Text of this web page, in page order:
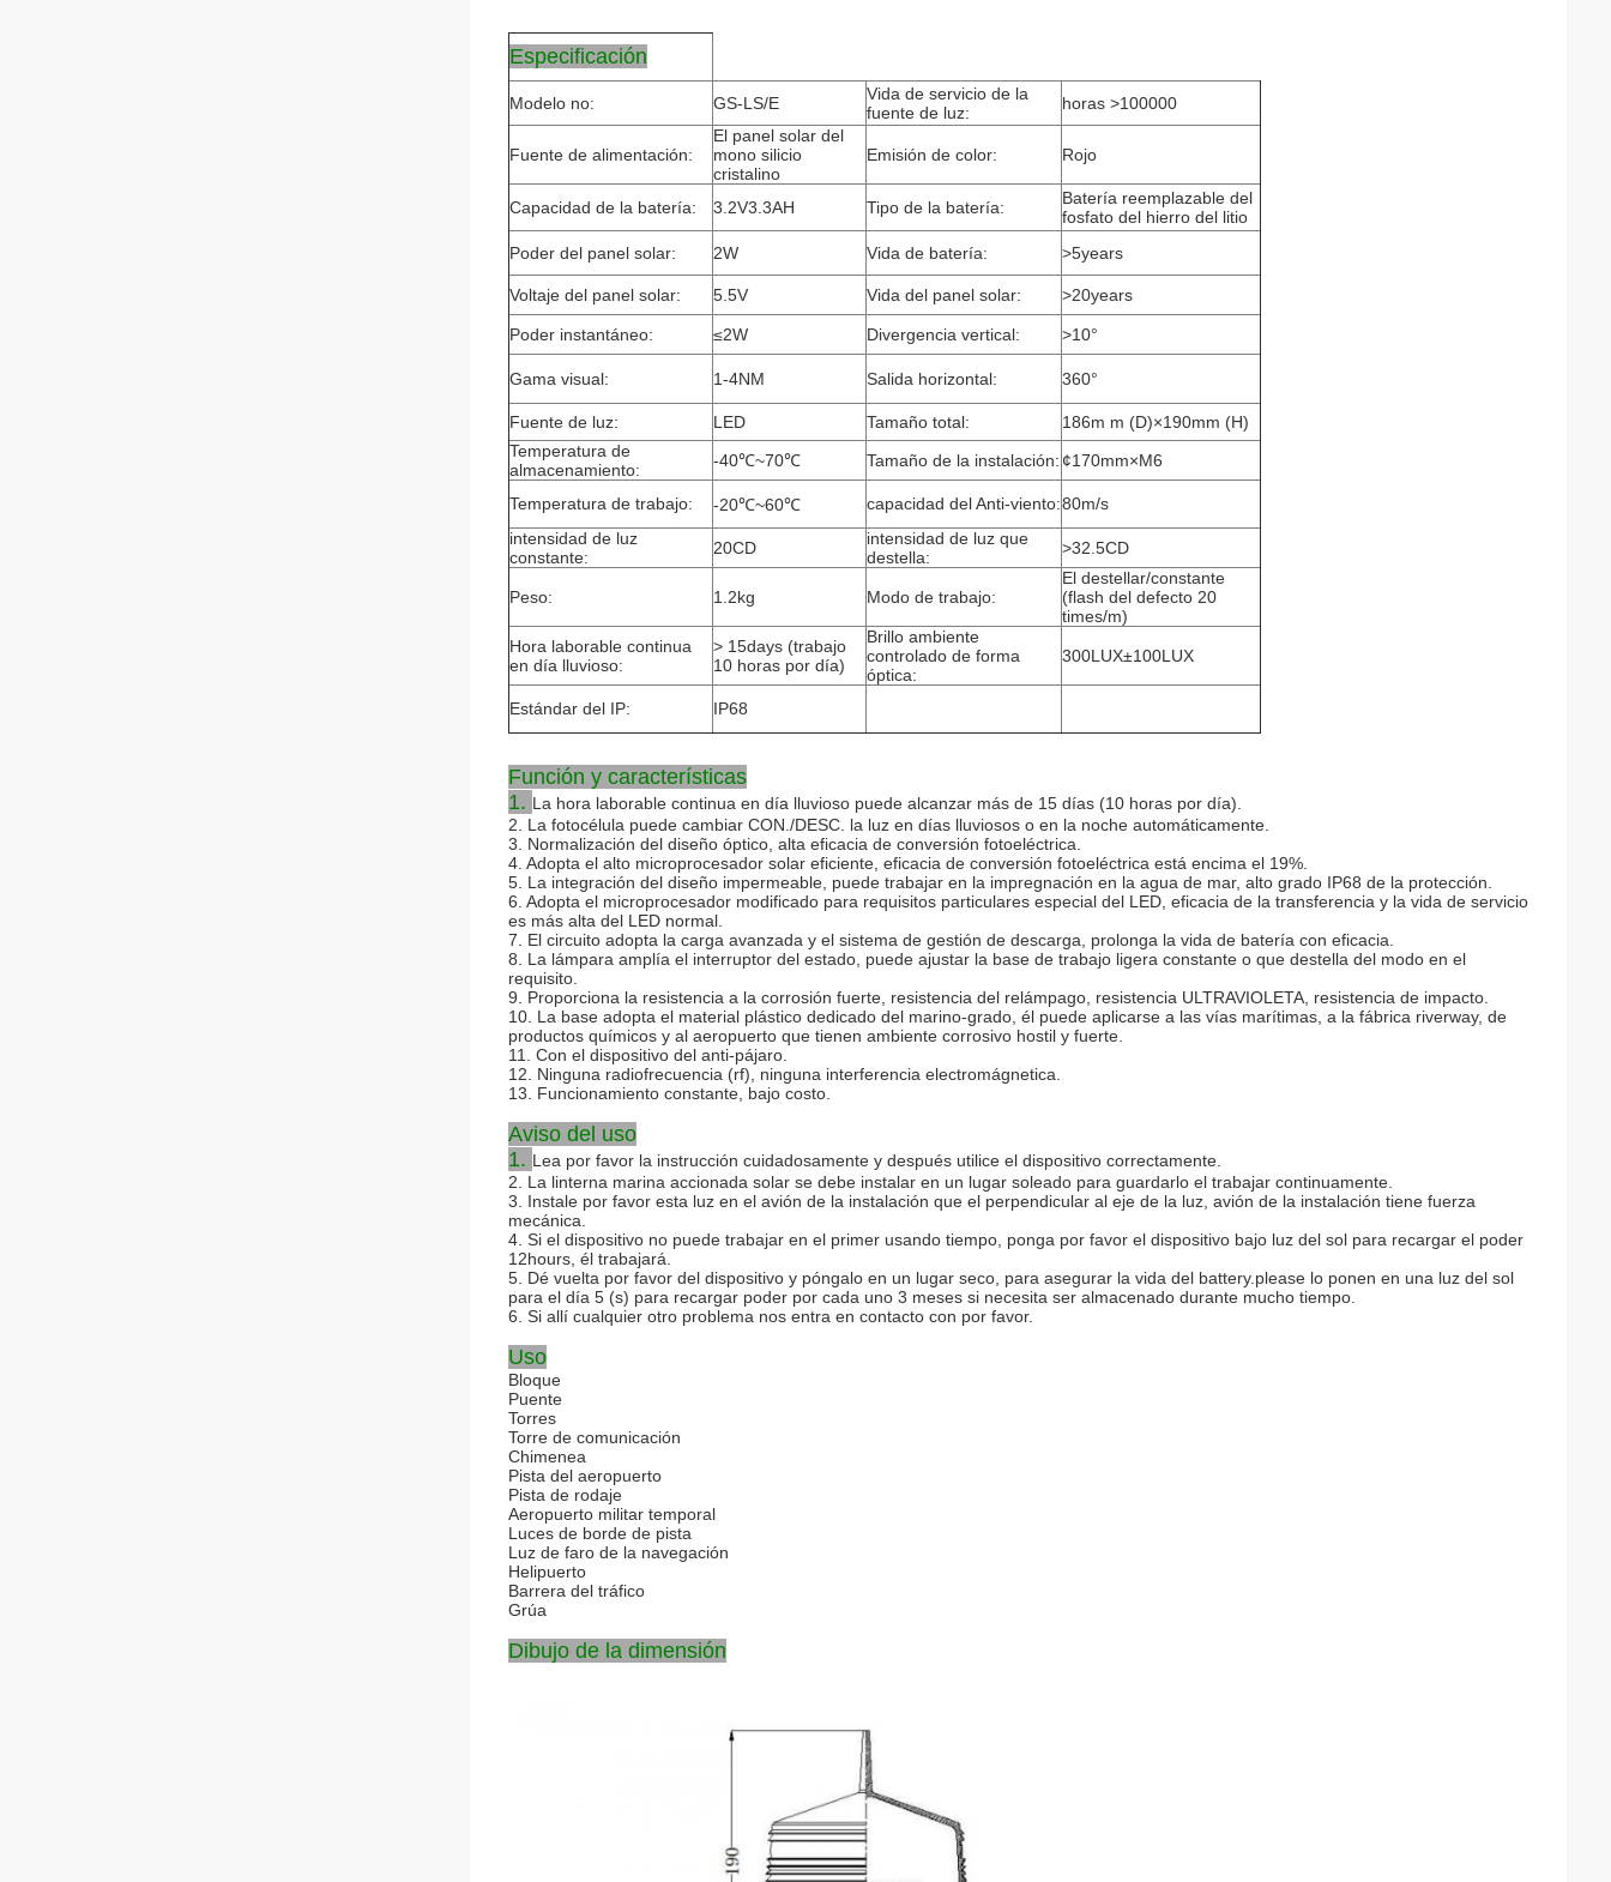
Especificación
Modelo no: GS-LS/E
Vida de servicio de la
fuente de luz:
horas >100000
Fuente de alimentación:
El panel solar del
mono silicio
cristalino
Emisión de color: Rojo
Capacidad de la batería: 3.2V3.3AH Tipo de la batería:
Batería reemplazable del
fosfato del hierro del litio
Poder del panel solar:
2W Vida de batería: >5years
Voltaje del panel solar: 5.5V Vida del panel solar: >20years
Poder instantáneo: ≤2W Divergencia vertical: >10°
Gama visual: 1-4NM Salida horizontal: 360°
Fuente de luz: LED Tamaño total:
186m m (D)×190mm (H)
Temperatura de
almacenamiento:
-40℃~70℃ Tamaño de la instalación: ¢170mm×M6
Temperatura de trabajo: -20℃~60℃ capacidad del Anti-viento:80m/s
intensidad de luz
constante:
20CD
intensidad de luz que
destella:
>32.5CD
Peso: 1.2kg Modo de trabajo:
El destellar/constante
(flash del defecto 20
times/m)
Hora laborable continua
en día lluvioso:
> 15days (trabajo
10 horas por día)
Brillo ambiente
controlado de forma
óptica:
300LUX±100LUX
Estándar del IP: IP68
Función y características
1. La hora laborable continua en día lluvioso puede alcanzar más de 15 días (10 horas por día).
2. La fotocélula puede cambiar CON./DESC. la luz en días lluviosos o en la noche automáticamente.
3. Normalización del diseño óptico, alta eficacia de conversión fotoeléctrica.
4. Adopta el alto microprocesador solar eficiente, eficacia de conversión fotoeléctrica está encima el 19%.
5. La integración del diseño impermeable, puede trabajar en la impregnación en la agua de mar, alto grado IP68 de la protección.
6. Adopta el microprocesador modificado para requisitos particulares especial del LED, eficacia de la transferencia y la vida de servicio
es más alta del LED normal.
7. El circuito adopta la carga avanzada y el sistema de gestión de descarga, prolonga la vida de batería con eficacia.
8. La lámpara amplía el interruptor del estado, puede ajustar la base de trabajo ligera constante o que destella del modo en el
requisito.
9. Proporciona la resistencia a la corrosión fuerte, resistencia del relámpago, resistencia ULTRAVIOLETA, resistencia de impacto.
10. La base adopta el material plástico dedicado del marino-grado, él puede aplicarse a las vías marítimas, a la fábrica riverway, de
productos químicos y al aeropuerto que tienen ambiente corrosivo hostil y fuerte.
11. Con el dispositivo del anti-pájaro.
12. Ninguna radiofrecuencia (rf), ninguna interferencia electromágnetica.
13. Funcionamiento constante, bajo costo.
Aviso del uso
1. Lea por favor la instrucción cuidadosamente y después utilice el dispositivo correctamente.
2. La linterna marina accionada solar se debe instalar en un lugar soleado para guardarlo el trabajar continuamente.
3. Instale por favor esta luz en el avión de la instalación que el perpendicular al eje de la luz, avión de la instalación tiene fuerza
mecánica.
4. Si el dispositivo no puede trabajar en el primer usando tiempo, ponga por favor el dispositivo bajo luz del sol para recargar el poder
12hours, él trabajará.
5. Dé vuelta por favor del dispositivo y póngalo en un lugar seco, para asegurar la vida del battery.please lo ponen en una luz del sol
para el día 5 (s) para recargar poder por cada uno 3 meses si necesita ser almacenado durante mucho tiempo.
6. Si allí cualquier otro problema nos entra en contacto con por favor.
Uso
Bloque
Puente
Torres
Torre de comunicación
Chimenea
Pista del aeropuerto
Pista de rodaje
Aeropuerto militar temporal
Luces de borde de pista
Luz de faro de la navegación
Helipuerto
Barrera del tráfico
Grúa
Dibujo de la dimensión